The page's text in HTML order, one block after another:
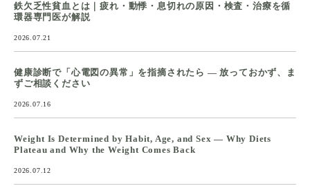
鉄欠乏性貧血とは｜疲れ・動悸・息切れの原因・検査・治療を循
環器専門医が解説
2026.07.21
健康診断で「心電図の異常」を指摘されたら ― 放っておかず、ま
ずご相談ください
2026.07.16
Weight Is Determined by Habit, Age, and Sex — Why Diets
Plateau and Why the Weight Comes Back
2026.07.12